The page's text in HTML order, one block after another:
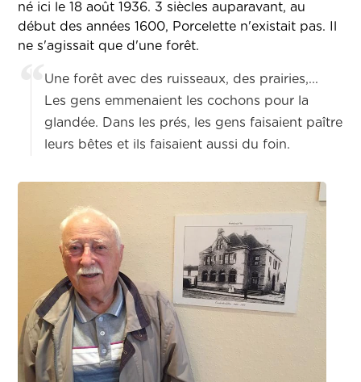
né ici le 18 août 1936. 3 siècles auparavant, au
début des années 1600, Porcelette n'existait pas. Il
ne s'agissait que d'une forêt.
Une forêt avec des ruisseaux, des prairies,...
Les gens emmenaient les cochons pour la
glandée. Dans les prés, les gens faisaient paître
leurs bêtes et ils faisaient aussi du foin.